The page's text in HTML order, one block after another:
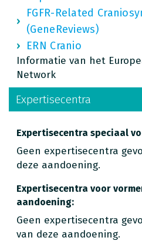
FGFR-Related
(GeneReviews)
ERN Cranio
Informatie van het
Network
Expertisecentra
Expertisecentra speciaal
Geen expertisecentra
deze aandoening.
Expertisecentra voor
aandoening:
Geen expertisecentra
van deze aandoening.